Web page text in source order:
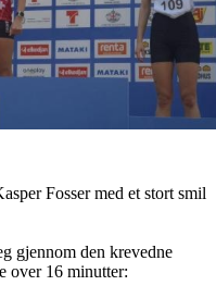
Fosser med et stort smil
gjennom den krevedne
over 16 minutter: